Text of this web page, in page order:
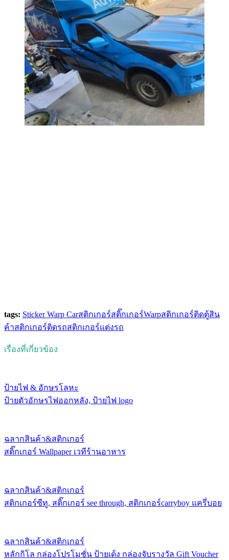
tags: Sticker Warp Carสติกเกอร์สติ๊กเกอร์Warpสติกเกอร์ติดตู้สิน
ค้าสติกเกอร์ติดรถสติกเกอร์แต่งรถ
เรื่องที่เกี่ยวข้อง
ป้ายไฟ & อักษรโลหะ
ป้ายตัวอักษรไฟออกหลัง, ป้ายไฟ logo
ฉลากสินค้า&สติกเกอร์
สติ๊กเกอร์ Wallpaper เวทีร้านอาหาร
ฉลากสินค้า&สติกเกอร์
สติกเกอร์ซีทู, สติ๊กเกอร์ see through, สติกเกอร์carryboy แครี่บอย
ฉลากสินค้า&สติกเกอร์
หลักกิโล กล่องโปรโมชั่น ป้ายเด้ง กล่องจับรางวัล Gift Voucher